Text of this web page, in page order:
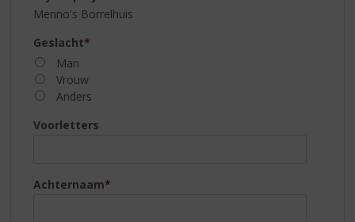
Menno's Borrelhuis
Geslacht*
Man
Vrouw
Anders
Voorletters
Achternaam*